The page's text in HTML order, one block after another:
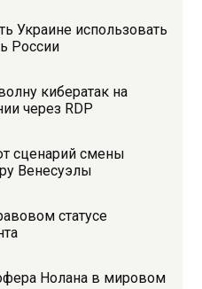
Украине использовать
России
кибератак на
через RDP
сценарий смены
Венесуэлы
статусе
Нолана в мировом